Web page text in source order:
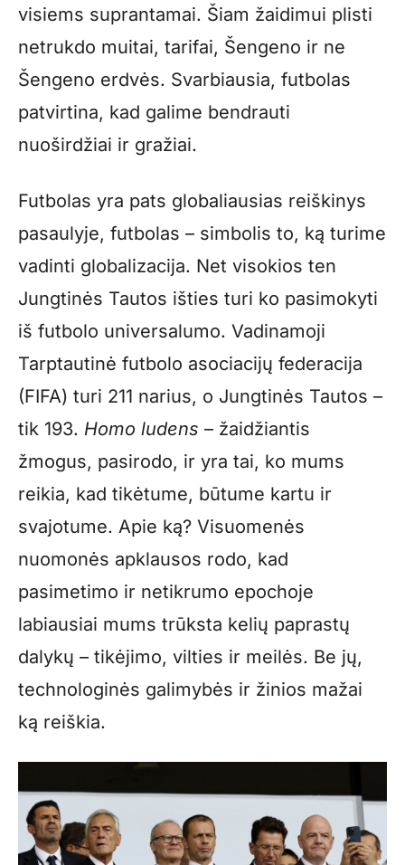
visiems suprantamai. Šiam žaidimui plisti
netrukdo muitai, tarifai, Šengeno ir ne
Šengeno erdvės. Svarbiausia, futbolas
patvirtina, kad galime bendrauti
nuoširdžiai ir gražiai.
Futbolas yra pats globaliausias reiškinys
pasaulyje, futbolas – simbolis to, ką turime
vadinti globalizacija. Net visokios ten
Jungtinės Tautos išties turi ko pasimokyti
iš futbolo universalumo. Vadinamoji
Tarptautinė futbolo asociacijų federacija
(FIFA) turi 211 narius, o Jungtinės Tautos –
tik 193. Homo ludens – žaidžiantis
žmogus, pasirodo, ir yra tai, ko mums
reikia, kad tikėtume, būtume kartu ir
svajotume. Apie ką? Visuomenės
nuomonės apklausos rodo, kad
pasimetimo ir netikrumo epochoje
labiausiai mums trūksta kelių paprastų
dalykų – tikėjimo, vilties ir meilės. Be jų,
technologinės galimybės ir žinios mažai
ką reiškia.